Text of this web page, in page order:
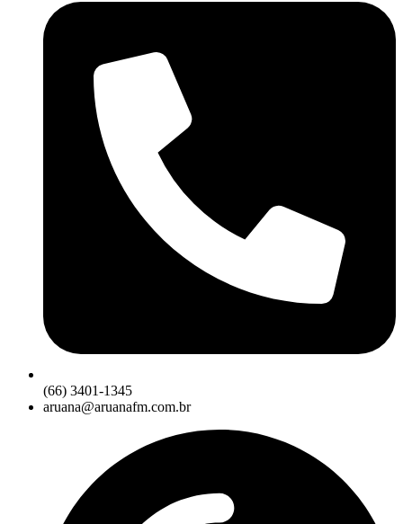
(66) 3401-1345
aruana@aruanafm.com.br